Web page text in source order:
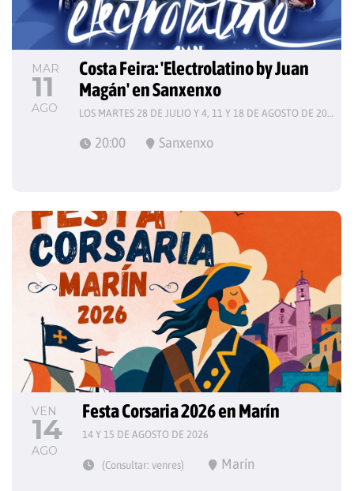
MAR
11
AGO
Costa Feira: 'Electrolatino by Juan
Magán' en Sanxenxo
LOS MARTES 28 DE JULIO Y 4, 11 Y 18 DE AGOSTO DE 2026
20:00 Sanxenxo
VEN
14
AGO
Festa Corsaria 2026 en Marín
14 Y 15 DE AGOSTO DE 2026
(Consultar: venres) Marín